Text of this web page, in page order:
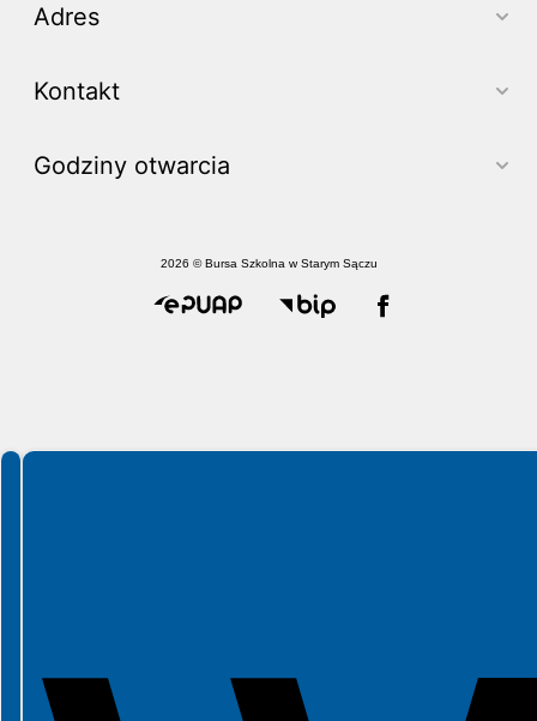
Adres
Kontakt
Godziny otwarcia
2026 © Bursa Szkolna w Starym Sączu
Spełniamy standardy WCAG 2.2
Spełniamy standardy W3C